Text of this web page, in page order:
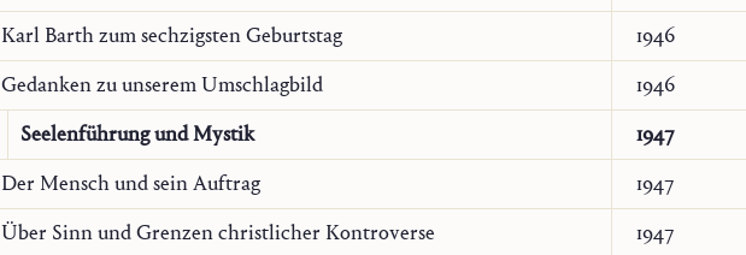
Karl Barth zum sechzigsten Geburtstag
1946
Gedanken zu unserem Umschlagbild
1946
Seelenführung und Mystik
1947
Original: Deutsch
Der Mensch und sein Auftrag
1947
Über Sinn und Grenzen christlicher Kontroverse
1947